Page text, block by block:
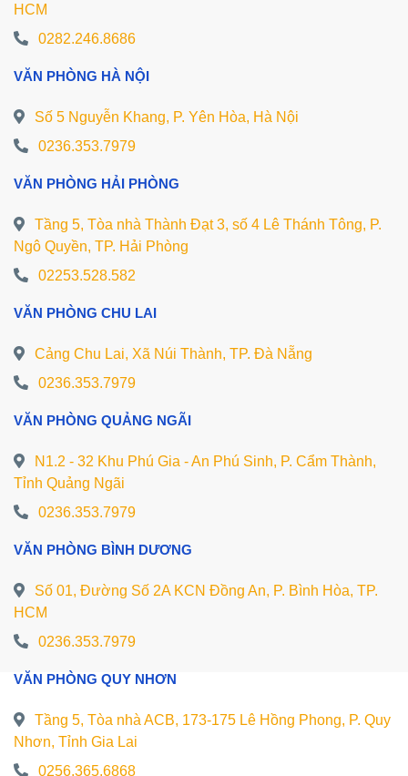
VĂN PHÒNG QUY NHƠN
Tầng 5, Tòa nhà ACB, 173-175 Lê Hồng Phong, P. Quy
Nhơn, Tỉnh Gia Lai
0256.365.6868
HCM
0282.246.8686
VĂN PHÒNG HÀ NỘI
Số 5 Nguyễn Khang, P. Yên Hòa, Hà Nội
0236.353.7979
VĂN PHÒNG HẢI PHÒNG
Tầng 5, Tòa nhà Thành Đạt 3, số 4 Lê Thánh Tông, P.
Ngô Quyền, TP. Hải Phòng
02253.528.582
VĂN PHÒNG CHU LAI
Cảng Chu Lai, Xã Núi Thành, TP. Đà Nẵng
0236.353.7979
VĂN PHÒNG QUẢNG NGÃI
N1.2 - 32 Khu Phú Gia - An Phú Sinh, P. Cẩm Thành,
Tỉnh Quảng Ngãi
0236.353.7979
VĂN PHÒNG BÌNH DƯƠNG
Số 01, Đường Số 2A KCN Đồng An, P. Bình Hòa, TP.
HCM
0236.353.7979